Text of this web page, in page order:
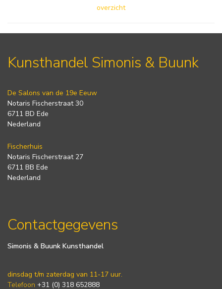
overzicht
Kunsthandel Simonis & Buunk
De Salons van de 19e Eeuw
Notaris Fischerstraat 30
6711 BD Ede
Nederland
Fischerhuis
Notaris Fischerstraat 27
6711 BB Ede
Nederland
Contactgegevens
Simonis & Buunk Kunsthandel
dinsdag t/m zaterdag van 11-17 uur.
Telefoon +31 (0) 318 652888